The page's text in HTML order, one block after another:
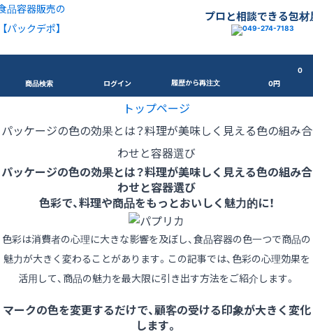
品容器販売の
【パックデポ】
プロと相談できる包材
商品検索 ログイン 履歴から再注文
0
0円
トップページ
パッケージの色の効果とは？料理が美味しく見える色の組み合
わせと容器選び
パッケージの色の効果とは？料理が美味しく見える色の組み合
わせと容器選び
色彩で、料理や商品をもっとおいしく魅力的に！
色彩は消費者の心理に大きな影響を及ぼし、食品容器の色一つで商品の
魅力が大きく変わることがあります。この記事では、色彩の心理効果を
活用して、商品の魅力を最大限に引き出す方法をご紹介します。
マークの色を変更するだけで、顧客の受ける印象が大きく変化
します。